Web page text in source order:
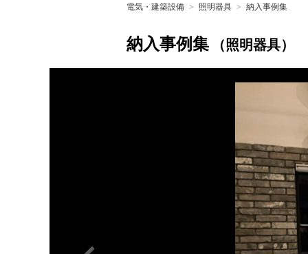
電気・建築設備 照明器具 納入事例集
納入事例集 （照明器具）